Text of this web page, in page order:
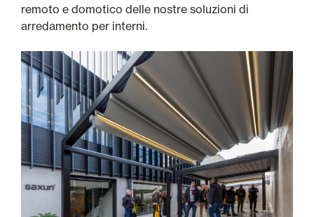
remoto e domotico delle nostre soluzioni di
arredamento per interni.